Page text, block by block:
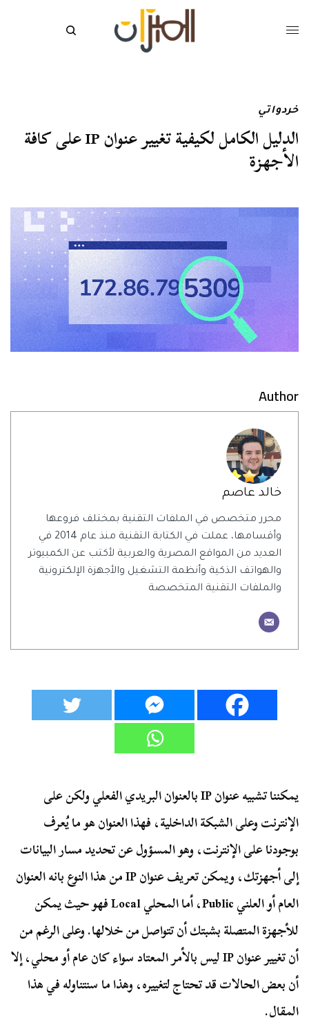
خردواتي
الدليل الكامل لكيفية تغيير عنوان IP على كافة
الأجهزة
Author
خالد عاصم
محرر متخصص في الملفات التقنية بمختلف فروعها
وأقسامها، عملت في الكتابة التقنية منذ عام 2014 في
العديد من المواقع المصرية والعربية لأكتب عن الكمبيوتر
والهواتف الذكية وأنظمة التشغيل والأجهزة الإلكترونية
والملفات التقنية المتخصصة
يمكننا تشبيه عنوان IP بالعنوان البريدي الفعلي ولكن على
الإنترنت وعلى الشبكة الداخلية، فهذا العنوان هو ما يُعرف
بوجودنا على الإنترنت، وهو المسؤول عن تحديد مسار البيانات
إلى أجهزتك، ويمكن تعريف عنوان IP من هذا النوع بانه العنوان
العام أو العلني Public، أما المحلي Local فهو حيث يمكن
للأجهزة المتصلة بشبتك أن تتواصل من خلالها. وعلى الرغم من
أن تغيير عنوان IP ليس بالأمر المعتاد سواء كان عام أو محلي، إلا
أن بعض الحالات قد تحتاج لتغييره، وهذا ما سنتناوله في هذا
المقال.